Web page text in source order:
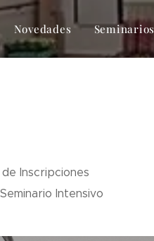
Novedades Seminarios
Inscripciones
Intensivo